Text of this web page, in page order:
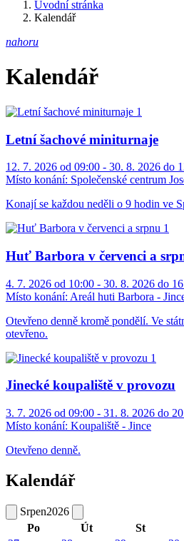
Úvodní stránka
Kalendář
nahoru
Kalendář
Letní šachové miniturnaje
12. 7. 2026 od 09:00 - 30. 8. 2026 do
Místo konání: Společenské centrum
Konají se každou neděli o 9 hodin ve
Huť Barbora v červenci a
4. 7. 2026 od 10:00 - 30. 8. 2026 do
Místo konání: Areál huti Barbora -
Otevřeno denně kromě pondělí. Ve
otevřeno.
Jinecké koupaliště v provozu
3. 7. 2026 od 09:00 - 31. 8. 2026 do
Místo konání: Koupaliště - Jince
Otevřeno denně.
Kalendář
Srpen2026
Po
Út St